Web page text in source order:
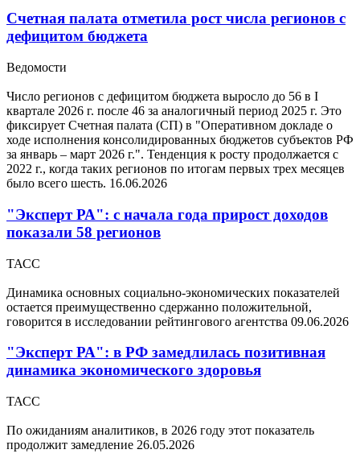
Счетная палата отметила рост числа регионов с
дефицитом бюджета
Ведомости
Число регионов с дефицитом бюджета выросло до 56 в I
квартале 2026 г. после 46 за аналогичный период 2025 г. Это
фиксирует Счетная палата (СП) в "Оперативном докладе о
ходе исполнения консолидированных бюджетов субъектов РФ
за январь – март 2026 г.". Тенденция к росту продолжается с
2022 г., когда таких регионов по итогам первых трех месяцев
было всего шесть. 16.06.2026
"Эксперт РА": с начала года прирост доходов
показали 58 регионов
ТАСС
Динамика основных социально-экономических показателей
остается преимущественно сдержанно положительной,
говорится в исследовании рейтингового агентства 09.06.2026
"Эксперт РА": в РФ замедлилась позитивная
динамика экономического здоровья
ТАСС
По ожиданиям аналитиков, в 2026 году этот показатель
продолжит замедление 26.05.2026